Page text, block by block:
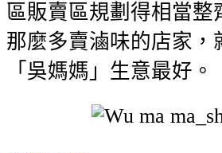
區販賣區規劃得相當整
那麼多賣滷味的店家，
「吳媽媽」生意最好。